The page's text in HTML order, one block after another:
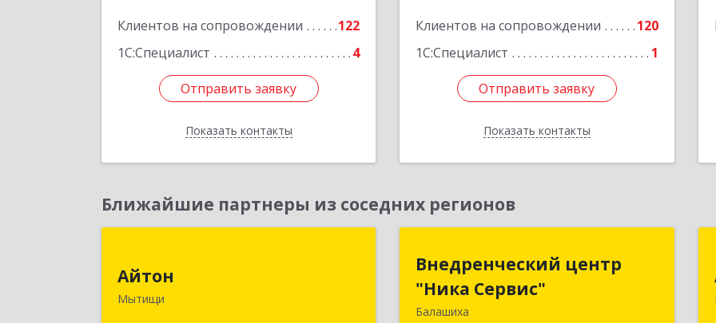
Клиентов на сопровождении
122
1С:Специалист
4
Отправить заявку
Показать контакты
Отправить заявку
Назад
Клиентов на сопровождении
120
1С:Специалист
1
Отправить заявку
Показать контакты
Отправить заявку
Назад
Ближайшие партнеры из соседних регионов
Айтон
Мытищи
Олимпийский пр-кт, строение 10,
Внедренческий центр
"Ника Сервис"
Балашиха
Внедренческий центр
"Ника Сервис"
143912, Московская обл, Балашиха г,